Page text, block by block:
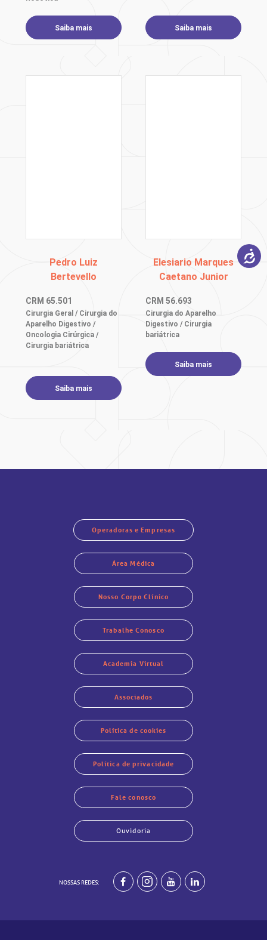
Saiba mais Saiba mais
Pedro Luiz
Bertevello
CRM 65.501
Cirurgia Geral / Cirurgia do
Aparelho Digestivo /
Oncologia Cirúrgica /
Cirurgia bariátrica
Saiba mais
Elesiario Marques
Caetano Junior
CRM 56.693
Cirurgia do Aparelho
Digestivo / Cirurgia
bariátrica
Saiba mais
Operadoras e Empresas
Área Médica
Nosso Corpo Clínico
Trabalhe Conosco
Academia Virtual
Associados
Política de cookies
Política de privacidade
Fale conosco
Ouvidoria
NOSSAS REDES: